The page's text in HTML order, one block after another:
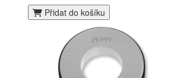
Přidat do košíku